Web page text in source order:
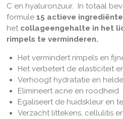
C en hyaluronzuur. In totaal
formule 15 actieve
het collageengehalte in het
rimpels te verminderen.
Het vermindert rimpels en
Het verbetert de elasticiteit
Verhoogt hydratatie en
Elimineert acne en roodheid
Egaliseert de huidskleur en
Verzacht littekens, cellulitis